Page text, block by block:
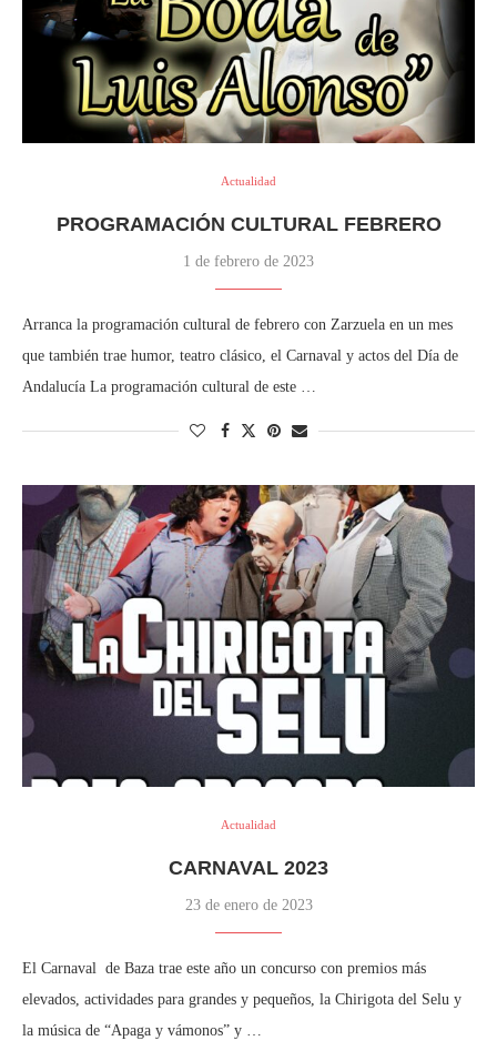
Actualidad
PROGRAMACIÓN CULTURAL FEBRERO
1 de febrero de 2023
Arranca la programación cultural de febrero con Zarzuela en un mes
que también trae humor, teatro clásico, el Carnaval y actos del Día de
Andalucía La programación cultural de este …
Actualidad
CARNAVAL 2023
23 de enero de 2023
El Carnaval de Baza trae este año un concurso con premios más
elevados, actividades para grandes y pequeños, la Chirigota del Selu y
la música de “Apaga y vámonos” y …